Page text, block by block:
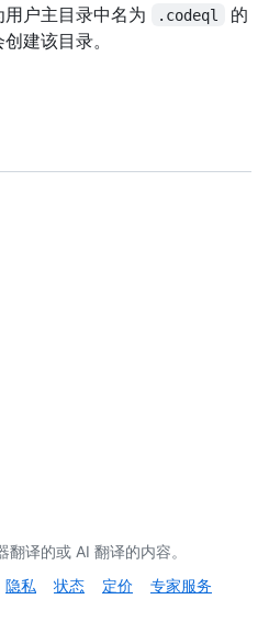
户主目录中名为
.codeql
的
建该目录。
译的或 AI 翻译的内容。
隐私 状态 定价
专家服务